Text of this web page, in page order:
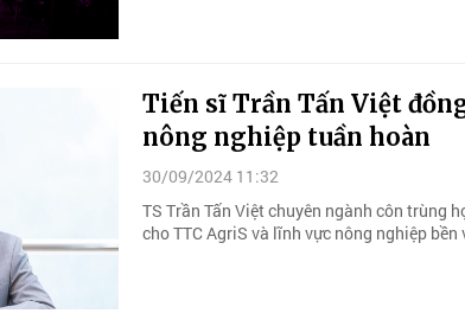
Tiến sĩ Trần Tấn Việt
nông nghiệp tuần hoàn
30/09/2024 11:32
TS Trần Tấn Việt chuyên ngành côn trùng
cho TTC AgriS và lĩnh vực nông nghiệp bền